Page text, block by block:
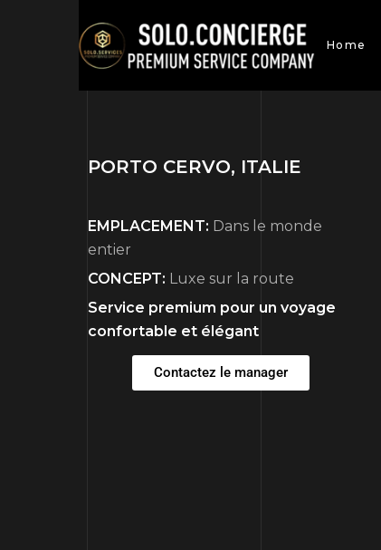
Home
PORTO CERVO, ITALIE
EMPLACEMENT: Dans le monde
entier
CONCEPT: Luxe sur la route
Service premium pour un voyage
confortable et élégant
Contactez le manager